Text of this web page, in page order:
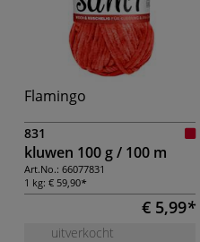
Flamingo
831
kluwen 100 g / 100 m
Art.No.: 66077831
1 kg: € 59,90
€ 5,99
uitverkocht